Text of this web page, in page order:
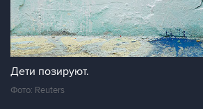
Дети позируют.
Фото: Reuters